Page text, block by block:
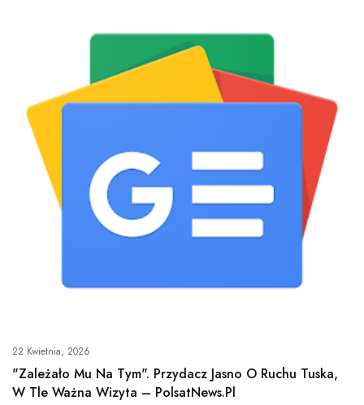
22 Kwietnia, 2026
"Zależało Mu Na Tym". Przydacz Jasno O Ruchu Tuska,
W Tle Ważna Wizyta – PolsatNews.pl